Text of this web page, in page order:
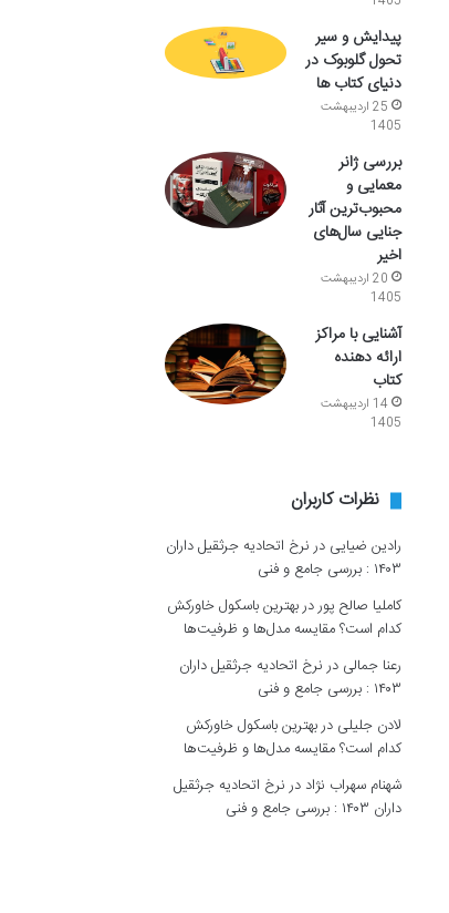
پیدایش و سیر
تحول گلوبوک در
دنیای کتاب ها
25 اردیبهشت
1405
بررسی ژانر
معمایی و
محبوب‌ترین آثار
جنایی سال‌های
اخیر
20 اردیبهشت
1405
آشنایی با مراکز
ارائه دهنده
کتاب
14 اردیبهشت
1405
نظرات کاربران
رادین ضیایی درنرخ اتحادیه جرثقیل داران
۱۴۰۳ : بررسی جامع و فنی
کاملیا صالح پوردربهترین باسکول خاورکش
کدام است؟ مقایسه مدل‌ها و ظرفیت‌ها
رعنا جمالی درنرخ اتحادیه جرثقیل داران
۱۴۰۳ : بررسی جامع و فنی
لادن جلیلی دربهترین باسکول خاورکش
کدام است؟ مقایسه مدل‌ها و ظرفیت‌ها
شهنام سهراب نژاد درنرخ اتحادیه جرثقیل
داران ۱۴۰۳ : بررسی جامع و فنی